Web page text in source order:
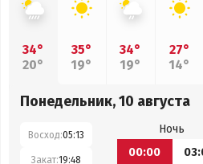
34°
20°
35°
19°
34°
19°
27°
14°
Понедельник, 10 августа
Восход:05:13
Закат:19:48
Ночь
00:00